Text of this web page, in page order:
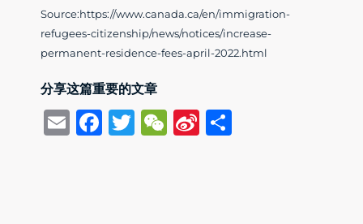
Source:https://www.canada.ca/en/immigration-
refugees-citizenship/news/notices/increase-
permanent-residence-fees-april-2022.html
分享这篇重要的文章
EmailFacebook
Twitter
WeChat
Sina